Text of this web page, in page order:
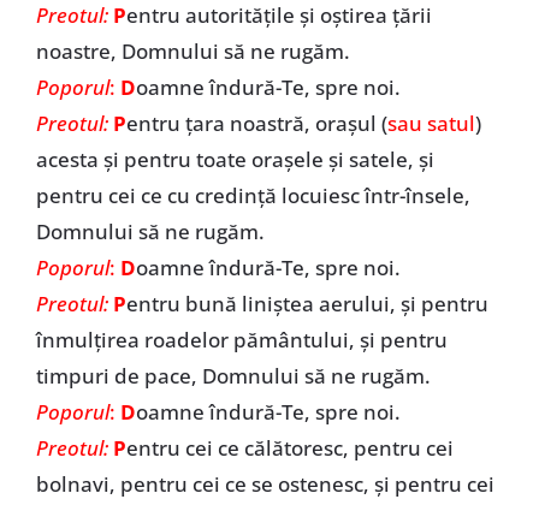
Preotul: Pentru autoritățile și oștirea țării
noastre, Domnului să ne rugăm.
Poporul: Doamne îndură-Te, spre noi.
Preotul: Pentru țara noastră, orașul (sau satul)
acesta și pentru toate orașele și satele, și
pentru cei ce cu credință locuiesc într-însele,
Domnului să ne rugăm.
Poporul: Doamne îndură-Te, spre noi.
Preotul: Pentru bună liniștea aerului, și pentru
înmulțirea roadelor pământului, și pentru
timpuri de pace, Domnului să ne rugăm.
Poporul: Doamne îndură-Te, spre noi.
Preotul: Pentru cei ce călătoresc, pentru cei
bolnavi, pentru cei ce se ostenesc, și pentru cei